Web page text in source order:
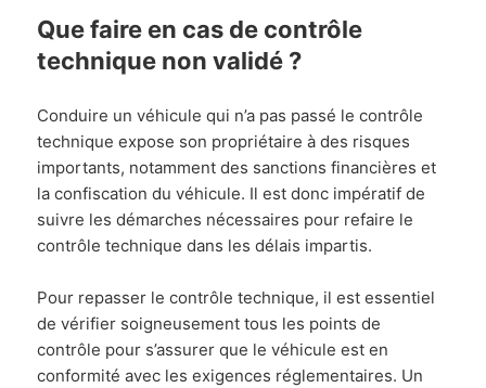
Que faire en cas de contrôle
technique non validé ?
Conduire un véhicule qui n’a pas passé le contrôle
technique expose son propriétaire à des risques
importants, notamment des sanctions financières et
la confiscation du véhicule. Il est donc impératif de
suivre les démarches nécessaires pour refaire le
contrôle technique dans les délais impartis.
Pour repasser le contrôle technique, il est essentiel
de vérifier soigneusement tous les points de
contrôle pour s’assurer que le véhicule est en
conformité avec les exigences réglementaires. Un